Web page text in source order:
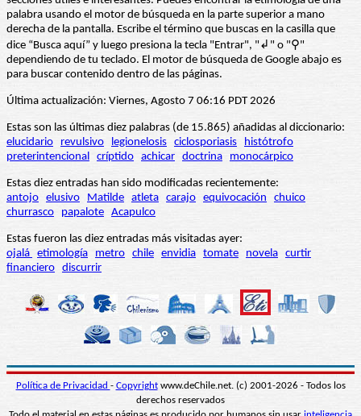
palabra usando el motor de búsqueda en la parte superior a mano
derecha de la pantalla. Escribe el término que buscas en la casilla que
dice “Busca aquí” y luego presiona la tecla "Entrar", "↲" o "⚲"
dependiendo de tu teclado. El motor de búsqueda de Google abajo es
para buscar contenido dentro de las páginas.
Última actualización: Viernes, Agosto 7 06:16 PDT 2026
Estas son las últimas diez palabras (de 15.865) añadidas al diccionario:
elucidario
revulsivo legionelosis ciclosporiasis
histótrofo
preterintencional críptido achicar doctrina monocárpico
Estas diez entradas han sido modificadas recientemente:
antojo elusivo Matilde atleta carajo equivocación
chuico
churrasco
papalote Acapulco
Estas fueron las diez entradas más visitadas ayer:
ojalá etimología metro chile envidia tomate novela curtir
financiero discurrir
Política de Privacidad - Copyrightwww.deChile.net. (c) 2001-2026 - Todos los
derechos reservados